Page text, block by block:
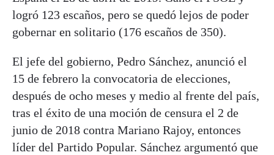
logró 123 escaños, pero se quedó lejos de poder
gobernar en solitario (176 escaños de 350).
El jefe del gobierno, Pedro Sánchez, anunció el
15 de febrero la convocatoria de elecciones,
después de ocho meses y medio al frente del país,
tras el éxito de una moción de censura el 2 de
junio de 2018 contra Mariano Rajoy, entonces
líder del Partido Popular. Sánchez argumentó que